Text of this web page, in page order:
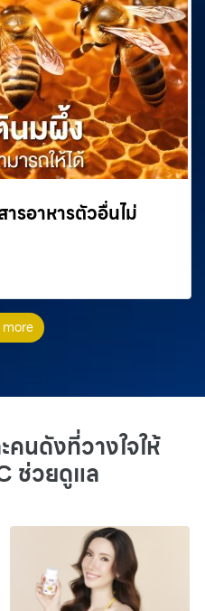
อาหารตัวอื่นไม่
คนดังที่วางใจให้
ช่วยดูแล